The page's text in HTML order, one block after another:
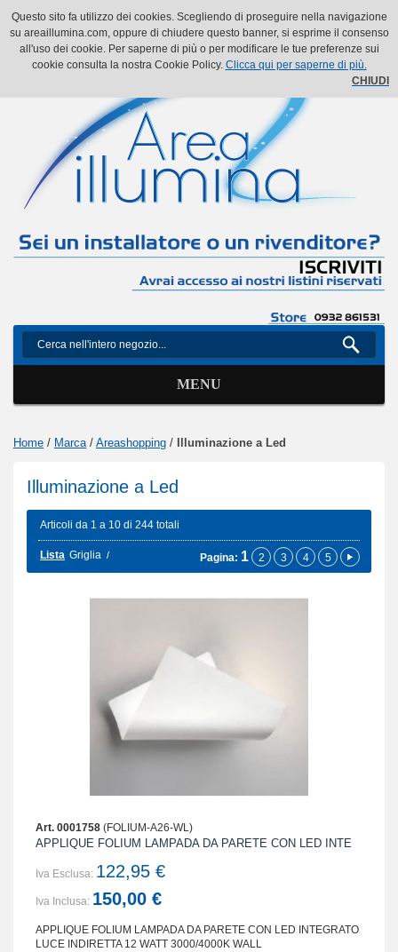
Il mio account Il mio carrello Vai alla Cassa Accedi
MENU
Home / Marca / Areashopping / Illuminazione a Led
Illuminazione a Led
Articoli da 1 a 10 di 244 totali
Lista Griglia Pagina: 1 2 3 4 5
Art. 0001758 (FOLIUM-A26-WL)
APPLIQUE FOLIUM LAMPADA DA PARETE CON LED INTE
Iva Esclusa: 122,95 €
Iva Inclusa: 150,00 €
APPLIQUE FOLIUM LAMPADA DA PARETE CON LED INTEGRATO
LUCE INDIRETTA 12 WATT 3000/4000K WALL
Questo sito fa utilizzo dei cookies. Scegliendo di proseguire nella navigazione
su areaillumina.com, oppure di chiudere questo banner, si esprime il consenso
all'uso dei cookie. Per saperne di più o per modificare le tue preferenze sui
cookie consulta la nostra Cookie Policy. Clicca qui per saperne di più.
CHIUDI